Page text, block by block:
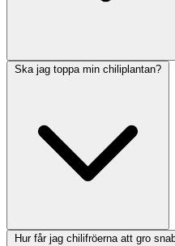
Ska jag toppa min chiliplantan?
Hur får jag chilifröerna att gro